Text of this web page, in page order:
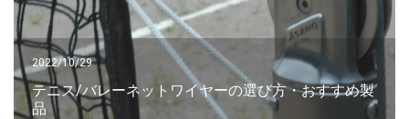
2022/10/29
テニス/バレーネットワイヤーの選び方・おすすめ製
品